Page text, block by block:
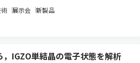
展示会 新製品
，IGZO単結晶の電子状態を解析